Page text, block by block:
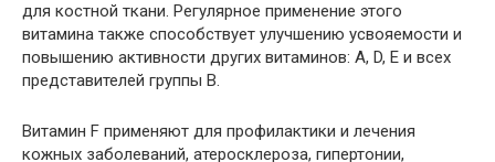
для костной ткани. Регулярное применение этого
витамина также способствует улучшению усвояемости и
повышению активности других витаминов: А, D, E и всех
представителей группы B.
Витамин F применяют для профилактики и лечения
кожных заболеваний, атеросклероза, гипертонии,